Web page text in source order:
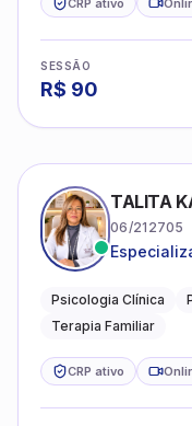
CRP ativo
SESSÃO
R$ 90
TALITA
06/212705
famílias
Psicologia Clínica
Terapia Familiar
CRP ativo